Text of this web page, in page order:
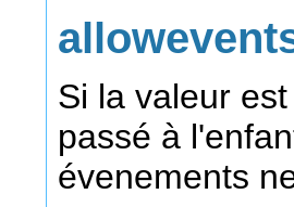
Si la valeur
passé à
évenements